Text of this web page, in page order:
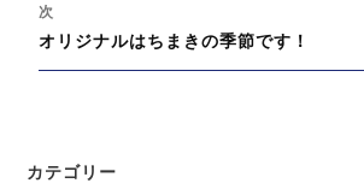
ゲ
ー
シ
の
投
稿:
次
次
の
オリジナルはちまきの季節です！
カテゴリー